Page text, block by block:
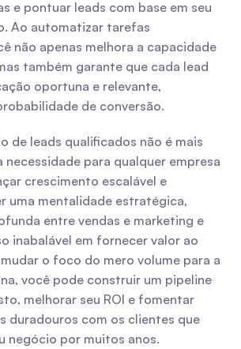
e pontuar leads com base em seu
Ao automatizar tarefas
não apenas melhora a capacidade
também garante que cada lead
oportuna e relevante,
de conversão.
de leads qualificados não é mais
para qualquer empresa
crescimento escalável e
uma mentalidade estratégica,
entre vendas e marketing e
inabalável em fornecer valor ao
o foco do mero volume para a
você pode construir um pipeline
melhorar seu ROI e fomentar
duradouros com os clientes que
negócio por muitos anos.